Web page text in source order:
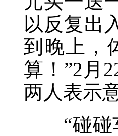
以反复出
到晚上，
算！”2月
两人表示
“碰碰车